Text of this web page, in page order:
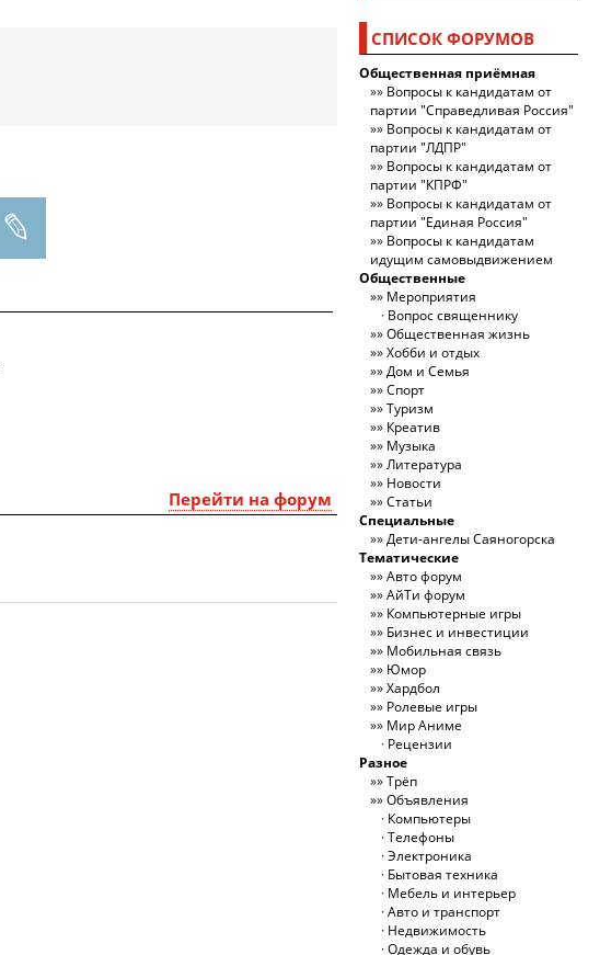
Перейти на форум
СПИСОК ФОРУМОВ
Общественная приёмная
Вопросы к кандидатам от
партии "Справедливая Россия"
Вопросы к кандидатам от
партии "ЛДПР"
Вопросы к кандидатам от
партии "КПРФ"
Вопросы к кандидатам от
партии "Единая Россия"
Вопросы к кандидатам
идущим самовыдвижением
Общественные
Мероприятия
Вопрос священнику
Общественная жизнь
Хобби и отдых
Дом и Семья
Спорт
Туризм
Креатив
Музыка
Литература
Новости
Статьи
Специальные
Дети-ангелы Саяногорска
Тематические
Авто форум
АйТи форум
Компьютерные игры
Бизнес и инвестиции
Мобильная связь
Юмор
Хардбол
Ролевые игры
Мир Аниме
Рецензии
Разное
Трёп
Объявления
Компьютеры
Телефоны
Электроника
Бытовая техника
Мебель и интерьер
Авто и транспорт
Недвижимость
Одежда и обувь